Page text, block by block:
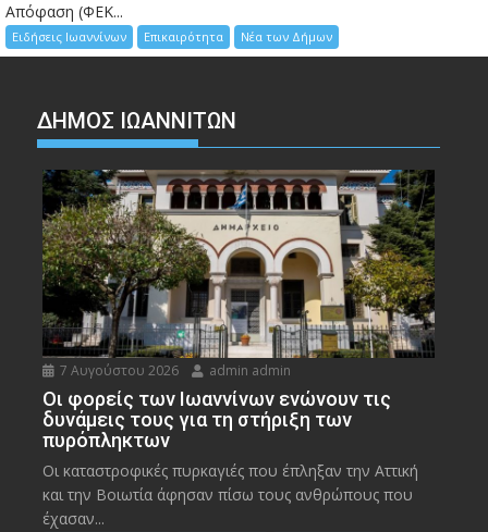
Απόφαση (ΦΕΚ...
Ειδήσεις Ιωαννίνων Επικαιρότητα Νέα των Δήμων
ΔΗΜΟΣ ΙΩΑΝΝΙΤΩΝ
7 Αυγούστου 2026 admin admin
Οι φορείς των Ιωαννίνων ενώνουν τις
δυνάμεις τους για τη στήριξη των
πυρόπληκτων
Οι καταστροφικές πυρκαγιές που έπληξαν την Αττική
και την Bοιωτία άφησαν πίσω τους ανθρώπους που
έχασαν...